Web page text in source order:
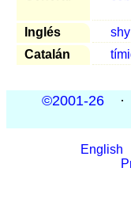
Inglés
Catalán
©2001-26 ·
English